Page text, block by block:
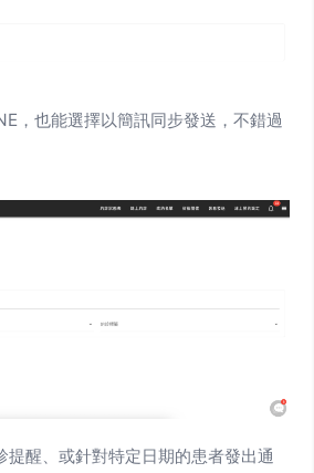
，也能選擇以簡訊同步發送，不錯過
提醒、或針對特定日期的患者發出通